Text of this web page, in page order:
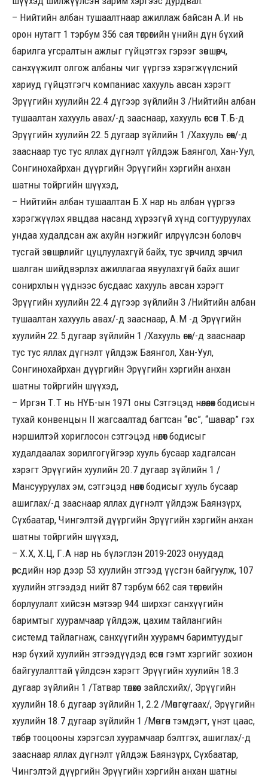
– Нийтийн албан тушаалтнаар ажиллаж байсан А.И нь
орон нутагт 1 тэрбум 356 сая төгрөгийн үнийн дүн бүхий
барилга угсралтын ажлыг гүйцэтгэх гэрээг зөвшөөрч,
санхүүжилт олгож албаны чиг үүргээ хэрэгжүүлсний
хариуд гүйцэтгэгч компаниас хахууль авсан хэрэгт
Эрүүгийн хуулийн 22.4 дүгээр зүйлийн 3 /Нийтийн албан
тушаалтан хахууль авах/-д зааснаар, хахууль өгсөн Т.Б-д
Эрүүгийн хуулийн 22.5 дугаар зүйлийн 1 /Хахууль өгөх/-д
зааснаар тус тус яллах дүгнэлт үйлдэж Баянгол, Хан-Уул,
Сонгинохайрхан дүүргийн Эрүүгийн хэргийн анхан
шатны тойргийн шүүхэд,
– Нийтийн албан тушаалтан Б.Х нар нь албан үүргээ
хэрэгжүүлэх явцдаа насанд хүрээгүй хүнд согтууруулах
ундаа худалдсан аж ахуйн нэгжийг илрүүлсэн боловч
тусгай зөвшөөрлийг цуцлуулахгүй байх, тус зөрчилд зөрчил
шалган шийдвэрлэх ажиллагаа явуулахгүй байх ашиг
сонирхлын үүднээс бусдаас хахууль авсан хэрэгт
Эрүүгийн хуулийн 22.4 дүгээр зүйлийн 3 /Нийтийн албан
тушаалтан хахууль авах/-д зааснаар, А.М -д Эрүүгийн
хуулийн 22.5 дугаар зүйлийн 1 /Хахууль өгөх/-д зааснаар
тус тус яллах дүгнэлт үйлдэж Баянгол, Хан-Уул,
Сонгинохайрхан дүүргийн Эрүүгийн хэргийн анхан
шатны тойргийн шүүхэд,
– Иргэн Т.Т нь НҮБ-ын 1971 оны Сэтгэцэд нөлөөлөх бодисын
тухай конвенцын II жагсаалтад багтсан “өвс”, “шавар” гэх
нэршилтэй хориглосон сэтгэцэд нөлөөт бодисыг
худалдаалах зорилгогүйгээр хууль бусаар хадгалсан
хэрэгт Эрүүгийн хуулийн 20.7 дугаар зүйлийн 1 /
Мансууруулах эм, сэтгэцэд нөлөөт бодисыг хууль бусаар
ашиглах/-д зааснаар яллах дүгнэлт үйлдэж Баянзүрх,
Сүхбаатар, Чингэлтэй дүүргийн Эрүүгийн хэргийн анхан
шатны тойргийн шүүхэд,
– Х.Х, Х.Ц, Г.А нар нь бүлэглэн 2019-2023 онуудад
өөрсдийн нэр дээр 53 хуулийн этгээд үүсгэн байгуулж, 107
хуулийн этгээдэд нийт 87 тэрбум 662 сая төгрөгийн
борлуулалт хийсэн мэтээр 944 ширхэг санхүүгийн
баримтыг хуурамчаар үйлдэж, цахим тайлангийн
системд тайлагнаж, санхүүгийн хуурамч баримтуудыг
нэр бүхий хуулийн этгээдүүдэд өгсөн гэмт хэргийг зохион
байгуулалттай үйлдсэн хэрэгт Эрүүгийн хуулийн 18.3
дугаар зүйлийн 1 /Татвар төлөхөөс зайлсхийх/, Эрүүгийн
хуулийн 18.6 дугаар зүйлийн 1, 2.2 /Мөнгө угаах/, Эрүүгийн
хуулийн 18.7 дугаар зүйлийн 1 /Мөнгөн тэмдэгт, үнэт цаас,
төлбөр тооцооны хэрэгсэл хуурамчаар бэлтгэх, ашиглах/-д
зааснаар яллах дүгнэлт үйлдэж Баянзүрх, Сүхбаатар,
Чингэлтэй дүүргийн Эрүүгийн хэргийн анхан шатны